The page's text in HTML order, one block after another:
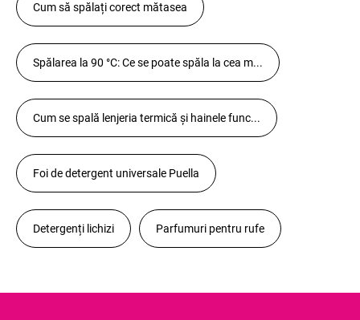
Cum să spălați corect mătasea
Spălarea la 90 °C: Ce se poate spăla la cea m...
Cum se spală lenjeria termică și hainele func...
Foi de detergent universale Puella
Detergenți lichizi Parfumuri pentru rufe